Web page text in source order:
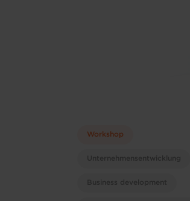
Workshop
Unternehmensentwicklung
Business development